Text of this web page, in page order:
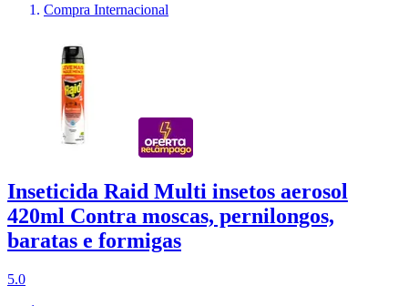
Compra Internacional
Inseticida Raid Multi insetos aerosol
420ml Contra moscas, pernilongos,
baratas e formigas
5.0